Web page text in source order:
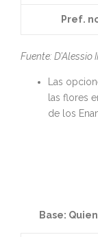
Pref.
Fuente: D’Alessio
Las
las flores
de los
Base: